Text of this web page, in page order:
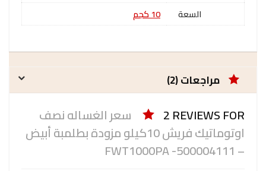
السعة 10 كجم
مراجعات (2)
2 REVIEWS FOR
سعر الغساله نصف
اوتوماتيك فريش 10كيلو مزودة بطلمبة أبيض
– 500004111- FWT1000PA